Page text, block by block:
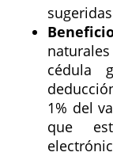
cédula
1% del
que